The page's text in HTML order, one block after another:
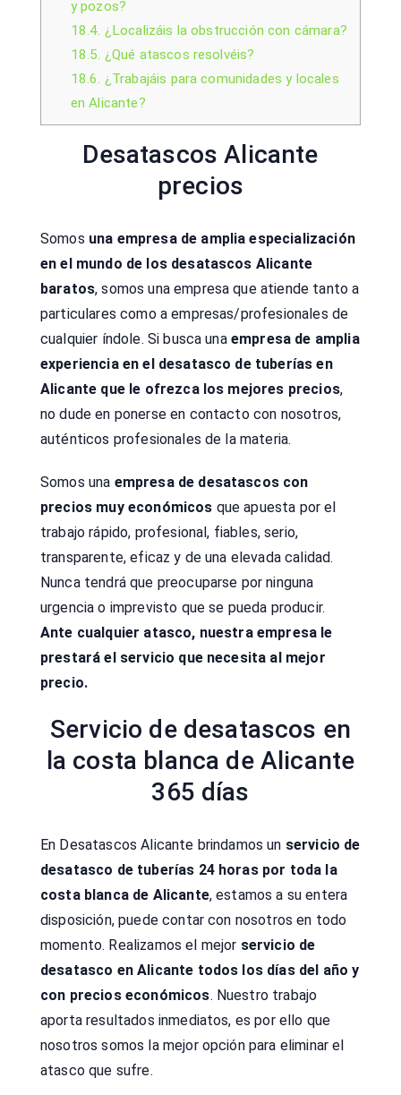
y pozos?
18.4. ¿Localizáis la obstrucción con cámara?
18.5. ¿Qué atascos resolvéis?
18.6. ¿Trabajáis para comunidades y locales
en Alicante?
Desatascos Alicante
precios
Somos una empresa de amplia especialización
en el mundo de los desatascos Alicante
baratos, somos una empresa que atiende tanto a
particulares como a empresas/profesionales de
cualquier índole. Si busca una empresa de amplia
experiencia en el desatasco de tuberías en
Alicante que le ofrezca los mejores precios,
no dude en ponerse en contacto con nosotros,
auténticos profesionales de la materia.
Somos una empresa de desatascos con
precios muy económicos que apuesta por el
trabajo rápido, profesional, fiables, serio,
transparente, eficaz y de una elevada calidad.
Nunca tendrá que preocuparse por ninguna
urgencia o imprevisto que se pueda producir.
Ante cualquier atasco, nuestra empresa le
prestará el servicio que necesita al mejor
precio.
Servicio de desatascos en
la costa blanca de Alicante
365 días
En Desatascos Alicante brindamos un servicio de
desatasco de tuberías 24 horas por toda la
costa blanca de Alicante, estamos a su entera
disposición, puede contar con nosotros en todo
momento. Realizamos el mejor servicio de
desatasco en Alicante todos los días del año y
con precios económicos. Nuestro trabajo
aporta resultados inmediatos, es por ello que
nosotros somos la mejor opción para eliminar el
atasco que sufre.